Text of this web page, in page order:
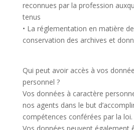
reconnues par la profession
tenus
• La réglementation en matière
conservation des archives et
Qui peut avoir accès à vos
personnel ?
Vos données à caractère
nos agents dans le but
compétences conférées par la loi.